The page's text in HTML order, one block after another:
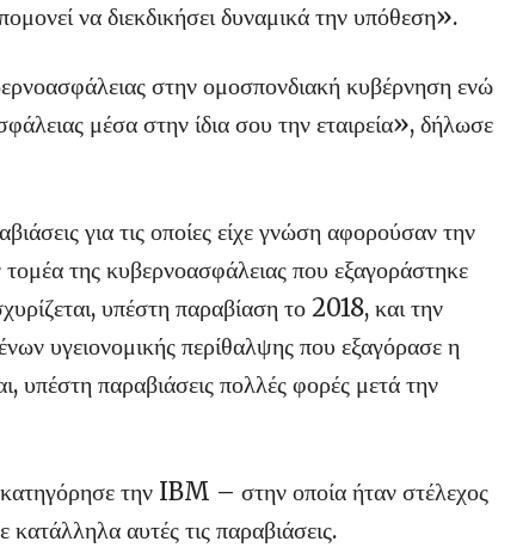
να διεκδικήσει δυναμικά την υπόθεση».
στην ομοσπονδιακή κυβέρνηση ενώ
μέσα στην ίδια σου την εταιρεία», δήλωσε
για τις οποίες είχε γνώση αφορούσαν την
της κυβερνοασφάλειας που εξαγοράστηκε
υπέστη παραβίαση το 2018, και την
υγειονομικής περίθαλψης που εξαγόρασε η
υπέστη παραβιάσεις πολλές φορές μετά την
την IBM – στην οποία ήταν στέλεχος
αυτές τις παραβιάσεις.